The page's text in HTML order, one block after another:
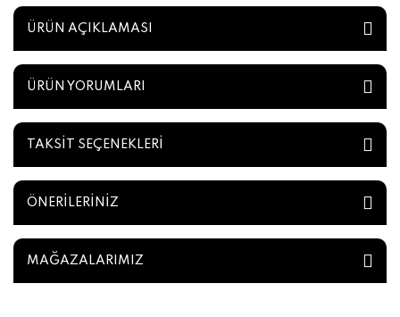
ÜRÜN AÇIKLAMASI
ÜRÜN YORUMLARI
TAKSİT SEÇENEKLERİ
ÖNERİLERİNİZ
MAĞAZALARIMIZ